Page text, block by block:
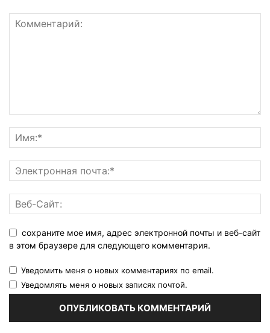
сохраните мое имя, адрес электронной почты и веб-сайт
в этом браузере для следующего комментария.
Уведомить меня о новых комментариях по email.
Уведомлять меня о новых записях почтой.